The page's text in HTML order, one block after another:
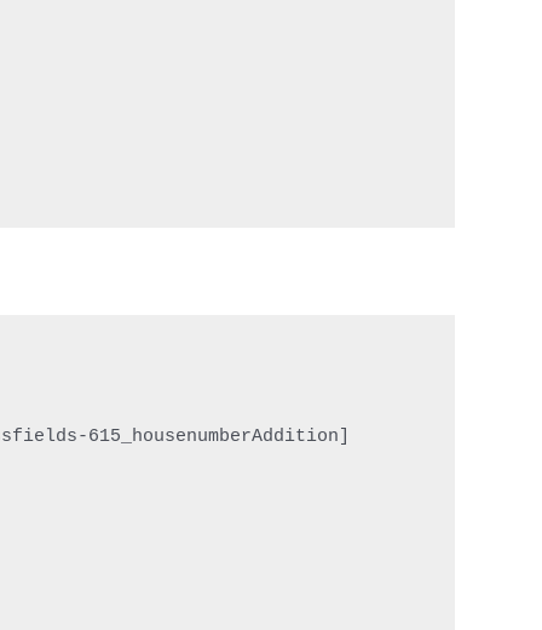
615_housenumberAddition]